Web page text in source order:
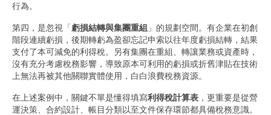
行為。
第四，是忽視「虧損結轉與集團重組 」的規劃空間。有企業在初創
階段連續虧損，後期轉虧為盈卻忘記申索以往年度虧損結轉，結果
支付了本可減免的利得稅。另有集團在重組、轉讓業務或資產時，
沒有充分考慮稅務影響，導致原本可利用的虧損或折舊津貼在技術
上無法再被其他關聯實體使用，白白浪費稅務資源。
在上述案例中，關鍵不單是懂得填寫利得稅計算表 ，更重要是從營
運決策、合約設計、帳目分類以至文件保存環節都具備稅務意識。